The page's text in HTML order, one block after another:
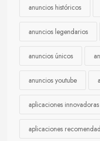
anuncios históricos
anuncios legendarios
anuncios únicos
anuncios youtube
aplicaciones innovadoras
aplicaciones